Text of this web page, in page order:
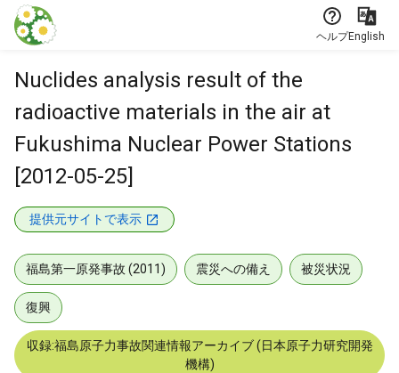
本文に飛ぶ
ヘルプEnglish
Nuclides analysis result of the
radioactive materials in the air at
Fukushima Nuclear Power Stations
[2012-05-25]
提供元サイトで表示
福島第一原発事故 (2011) 震災への備え 被災状況
復興
収録:福島原子力事故関連情報アーカイブ (日本原子力研究開発
機構)